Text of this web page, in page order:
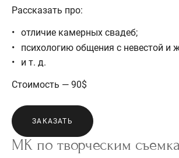
Рассказать про:
отличие камерных свадеб;
психологию общения с невестой и
и т. д.
Стоимость — 90$
ЗАКАЗАТЬ
МК по творческим